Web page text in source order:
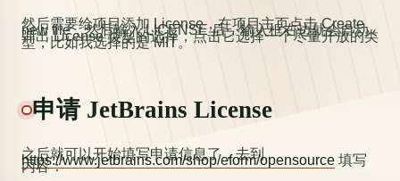
然后需要给项目添加 License，在项目主页点击 Create
new file，然后输入 LICENSE 后，输入框右边就会自动
弹出 License 类型的选择，点击它选择一个尽量开放的类
型，比如我选择的是 MIT。
申请 JetBrains License
之后就可以开始填写申请信息了，去到
https://www.jetbrains.com/shop/eform/opensource 填写
内容：